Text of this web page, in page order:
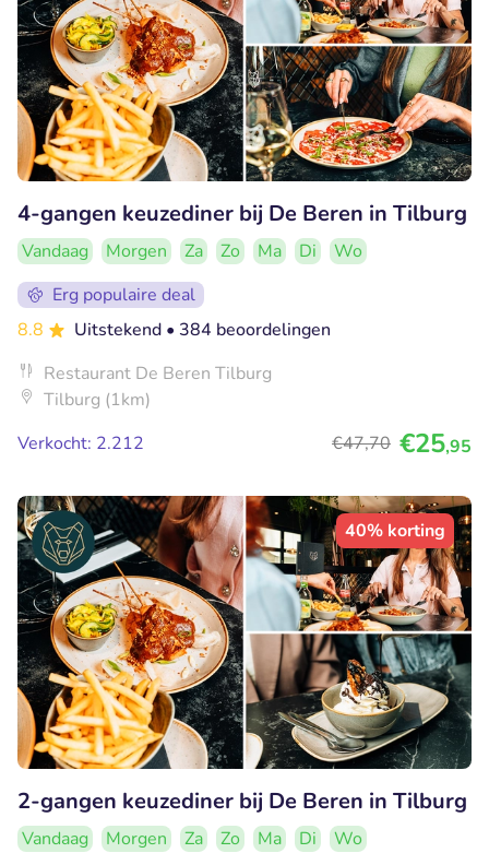
4-gangen keuzediner bij De Beren in Tilburg
Vandaag Morgen Za Zo Ma Di
Wo
Erg populaire deal
8.8
Uitstekend • 384 beoordelingen
Restaurant De Beren Tilburg
Tilburg (1km)
Verkocht: 2.212
€47,70 €25,95
40% korting
2-gangen keuzediner bij De Beren in Tilburg
Vandaag Morgen Za Zo Ma Di
Wo